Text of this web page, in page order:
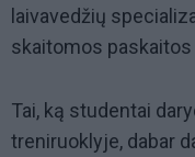
laivavedžių
skaitomos
Tai, ką studentai
treniruoklyje, dabar